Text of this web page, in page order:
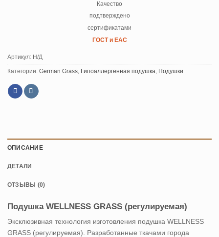
Качество
подтверждено
сертификатами
ГОСТ и ЕАС
Артикул: Н/Д
Категории: German Grass Гипоаллергенная подушка Подушки
ОПИСАНИЕ
ДЕТАЛИ
ОТЗЫВЫ (0)
Подушка WELLNESS GRASS (регулируемая)
Эксклюзивная технология изготовления подушка WELLNESS
GRASS (регулируемая). Разработанные ткачами города